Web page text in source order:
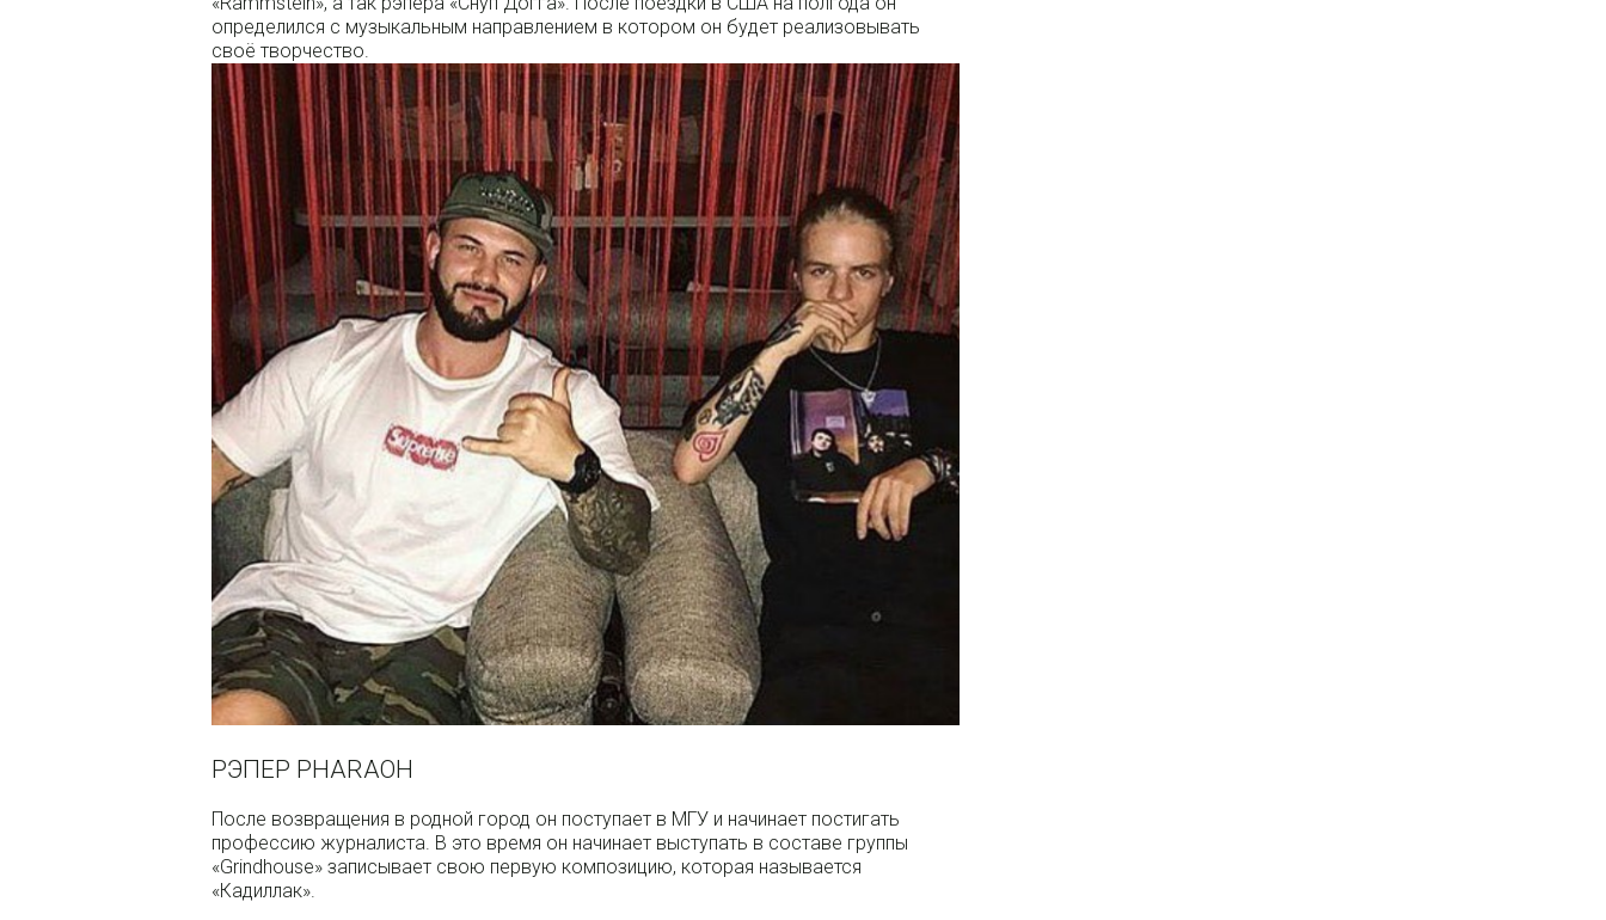
определился с музыкальным направлением в котором он будет реализовывать
своё творчество.
РЭПЕР PHARAOH
После возвращения в родной город он поступает в МГУ и начинает постигать
профессию журналиста. В это время он начинает выступать в составе группы
«Grindhouse» записывает свою первую композицию, которая называется
«Кадиллак».